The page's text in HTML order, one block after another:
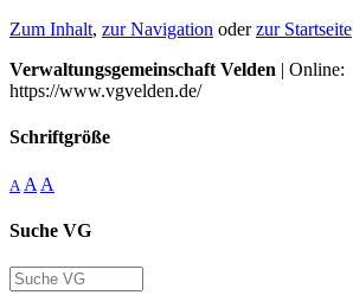
Zum Inhalt, zur Navigation oderzur Startseite
Verwaltungsgemeinschaft Velden | Online:
https://www.vgvelden.de/
Schriftgröße
A A A
Suche VG